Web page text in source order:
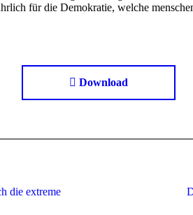
für die Demokratie, welche
Download
die extreme